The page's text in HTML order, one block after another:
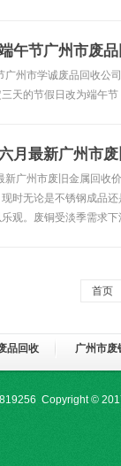
午节广州市废
广州市学诚废品回收公
天的节假日改为端午
月最新广州市
新广州市废旧金属回收
时无论是不锈钢成品
观。废铜受淡季需求
首页
品回收 广州市废
Copyright ©